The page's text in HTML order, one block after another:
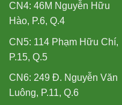
CN4: 46M Nguyễn Hữu
Hào, P.6, Q.4
CN5: 114 Phạm Hữu Chí,
P.15, Q.5
CN6: 249 Đ. Nguyễn Văn
Luông, P.11, Q.6